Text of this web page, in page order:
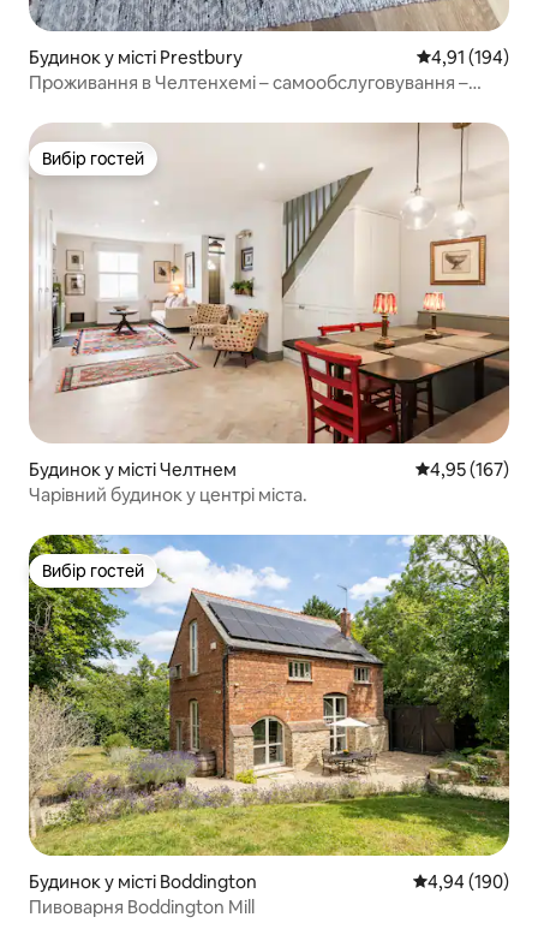
Будинок у місті Prestbury Середня
4,91 (194)
Проживання в Челтенхемі – самообслуговування –
Вибір гостей
Вибір гостей
Будинок у місті Челтнем Середня
4,95 (167)
Чарівний будинок у центрі міста.
Вибір гостей
Вибір гостей
Будинок у місті Boddington Середня
4,94 (190)
Пивоварня Boddington Mill